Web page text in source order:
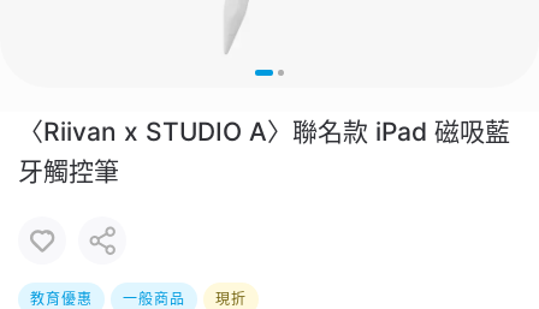
〈Riivan x STUDIO A〉聯名款 iPad 磁吸藍
牙觸控筆
教育優惠 一般商品 現折